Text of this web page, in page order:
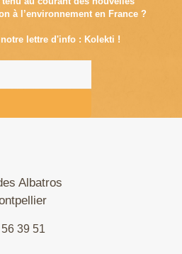
à l’environnement en France ?
lettre d'info : Kolekti !
Albatros
39 51